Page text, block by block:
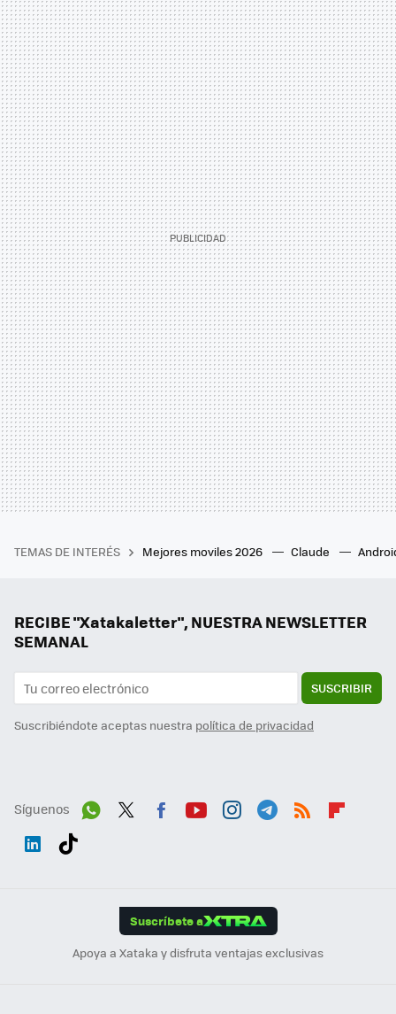
TEMAS DE INTERÉS Mejores moviles 2026 Claude
RECIBE "Xatakaletter", NUESTRA NEWSLETTER
SEMANAL
SUSCRIBIR
Suscribiéndote aceptas nuestra política de privacidad
Síguenos
Suscríbete a
Apoya a Xataka y disfruta ventajas exclusivas